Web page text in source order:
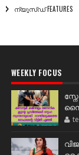
ന്യൂസ്ഡ് FEATURES
WEEKLY FOCUS